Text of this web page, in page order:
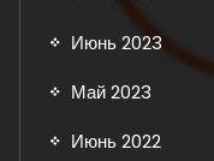
Июнь 2023
Май 2023
Июнь 2022